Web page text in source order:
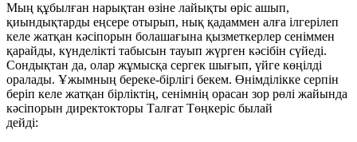
Мың құбылған нарықтан өзіне лайықты өріс ашып,
қиындықтарды еңсере отырып, нық қадаммен алға ілгерілеп
келе жатқан кәсіпорын болашағына қызметкерлер сеніммен
қарайды, күнделікті табысын тауып жүрген кәсібін сүйеді.
Сондықтан да, олар жұмысқа сергек шығып, үйге көңілді
оралады. Ұжымның береке-бірлігі бекем. Өнімділікке серпін
беріп келе жатқан бірліктің, сенімнің орасан зор рөлі жайында
кәсіпорын директокторы Талғат Төңкеріс былай
дейді: